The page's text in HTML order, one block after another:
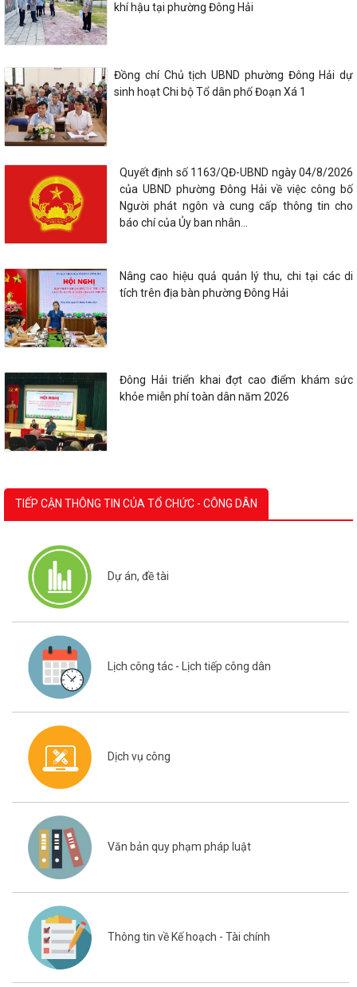
khí hậu tại phường Đông Hải
Đồng chí Chủ tịch UBND phường Đông Hải dự
sinh hoạt Chi bộ Tổ dân phố Đoạn Xá 1
Quyết định số 1163/QĐ-UBND ngày 04/8/2026
của UBND phường Đông Hải về việc công bố
Người phát ngôn và cung cấp thông tin cho
báo chí của Ủy ban nhân...
Nâng cao hiệu quả quản lý thu, chi tại các di
tích trên địa bàn phường Đông Hải
Đông Hải triển khai đợt cao điểm khám sức
khỏe miễn phí toàn dân năm 2026
TIẾP CẬN THÔNG TIN CỦA TỔ CHỨC - CÔNG DÂN
Dự án, đề tài
Lịch công tác - Lịch tiếp công dân
Dịch vụ công
Văn bản quy phạm pháp luật
Thông tin về Kế hoạch - Tài chính